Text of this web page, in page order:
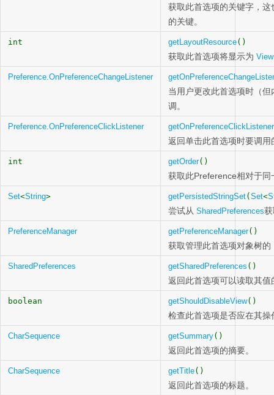
获取此首选项的关键字，
的关键。
int getLayoutResource()
获取此首选项将显示为 View
Preference.OnPreferenceChangeListener
当用户更改此首选项时（
调。
Preference.OnPreferenceClickListener getOnPreferenceClickListener
返回单击此首选项时要调用
int getOrder()
获取此Preference相对于
Set<String> getPersistedStringSet( Set<
尝试从 SharedPreferences
PreferenceManager getPreferenceManager()
获取管理此首选项对象树的
SharedPreferences getSharedPreferences ()
返回此首选项可以读取其
boolean getShouldDisableView()
检查此首选项是否应在其
CharSequence getSummary()
返回此首选项的摘要。
CharSequence getTitle()
返回此首选项的标题。